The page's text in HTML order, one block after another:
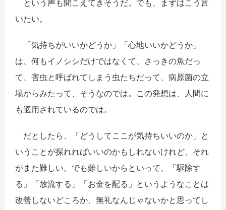
という声も聞こえてきそうだ。でも、まずはこう言
いたい。
「気持ちがいいかどうか」「心地いいかどうか」
は、何もイノシシだけではなくて、さっきの魚だっ
て、害虫と呼ばれてしまう虫たちだって、病原菌の立
場からみたって、そうなのでは。この発想は、人間に
も適用されているのでは。
だとしたら、「どうしてここが気持ちいいのか」と
いうことが探れればいいのかもしれないけれど、それ
がまた難しい。でも難しいからといって、「駆除す
る」「放流する」「お金を配る」というようなことは
改善しないどころか、無礼なんじゃないかと思ってし